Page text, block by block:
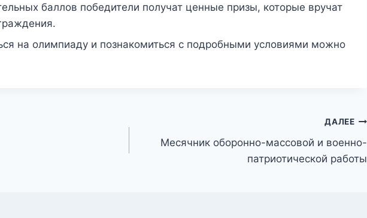
баллов победители получат ценные призы, которые вручат
на олимпиаду и познакомиться с подробными условиями можно
ДАЛЕЕ
Месячник оборонно-массовой и военно-
патриотической работы